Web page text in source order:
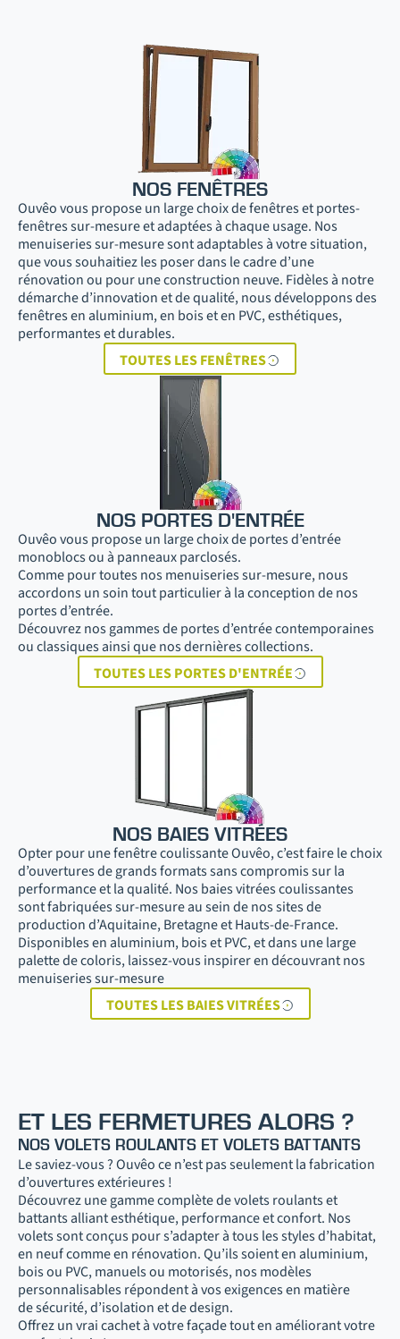
NOS FENÊTRES
Ouvêo vous propose un large choix de fenêtres et portes-
fenêtres sur-mesure et adaptées à chaque usage. Nos
menuiseries sur-mesure sont adaptables à votre situation,
que vous souhaitiez les poser dans le cadre d’une
rénovation ou pour une construction neuve. Fidèles à notre
démarche d’innovation et de qualité, nous développons des
fenêtres en aluminium, en bois et en PVC, esthétiques,
performantes et durables.
TOUTES LES FENÊTRES
NOS PORTES D'ENTRÉE
Ouvêo vous propose un large choix de portes d’entrée
monoblocs ou à panneaux parclosés.
Comme pour toutes nos menuiseries sur-mesure, nous
accordons un soin tout particulier à la conception de nos
portes d’entrée.
Découvrez nos gammes de portes d’entrée contemporaines
ou classiques ainsi que nos dernières collections.
TOUTES LES PORTES D'ENTRÉE
NOS BAIES VITRÉES
Opter pour une fenêtre coulissante Ouvêo, c’est faire le choix
d’ouvertures de grands formats sans compromis sur la
performance et la qualité. Nos baies vitrées coulissantes
sont fabriquées sur-mesure au sein de nos sites de
production d’Aquitaine, Bretagne et Hauts-de-France.
Disponibles en aluminium, bois et PVC, et dans une large
palette de coloris, laissez-vous inspirer en découvrant nos
menuiseries sur-mesure
TOUTES LES BAIES VITRÉES
ET LES FERMETURES ALORS ?
NOS VOLETS ROULANTS ET VOLETS BATTANTS
Le saviez-vous ? Ouvêo ce n’est pas seulement la fabrication
d’ouvertures extérieures !
Découvrez une gamme complète de volets roulants et
battants alliant esthétique, performance et confort. Nos
volets sont conçus pour s’adapter à tous les styles d’habitat,
en neuf comme en rénovation. Qu’ils soient en aluminium,
bois ou PVC, manuels ou motorisés, nos modèles
personnalisables répondent à vos exigences en matière
de sécurité, d’isolation et de design.
Offrez un vrai cachet à votre façade tout en améliorant votre